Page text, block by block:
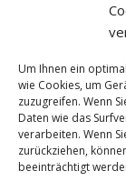
Um Ihnen ein
wie Cookies, um
zuzugreifen. Wenn
Daten wie das
verarbeiten. Wenn
zurückziehen,
beeinträchtigt